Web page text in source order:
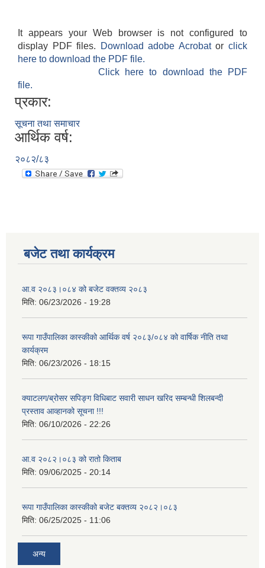
It appears your Web browser is not configured to
display PDF files.
Download adobe Acrobatorclick
here to download the PDF file.
Click here to download the PDF
file.
प्रकार:
सूचना तथा समाचार
आर्थिक वर्ष:
२०८२/८३
बजेट तथा कार्यक्रम
आ.व २०८३।०८४ को बजेट वक्तव्य २०८३
मिति: 06/23/2026 - 19:28
रूपा गाउँपालिका कास्कीको आर्थिक वर्ष २०८३/०८४ को वार्षिक नीति तथा
कार्यक्रम
मिति: 06/23/2026 - 18:15
क्याटलग/ब्रोसर सपिङ्ग विधिबाट सवारी साधन खरिद सम्बन्धी शिलबन्दी
प्रस्ताव आव्हानको सूचना !!!
मिति: 06/10/2026 - 22:26
आ.व २०८२।०८३ को रातो किताब
मिति: 09/06/2025 - 20:14
रूपा गाउँपालिका कास्कीको बजेट बक्तव्य २०८२।०८३
मिति: 06/25/2025 - 11:06
अन्य